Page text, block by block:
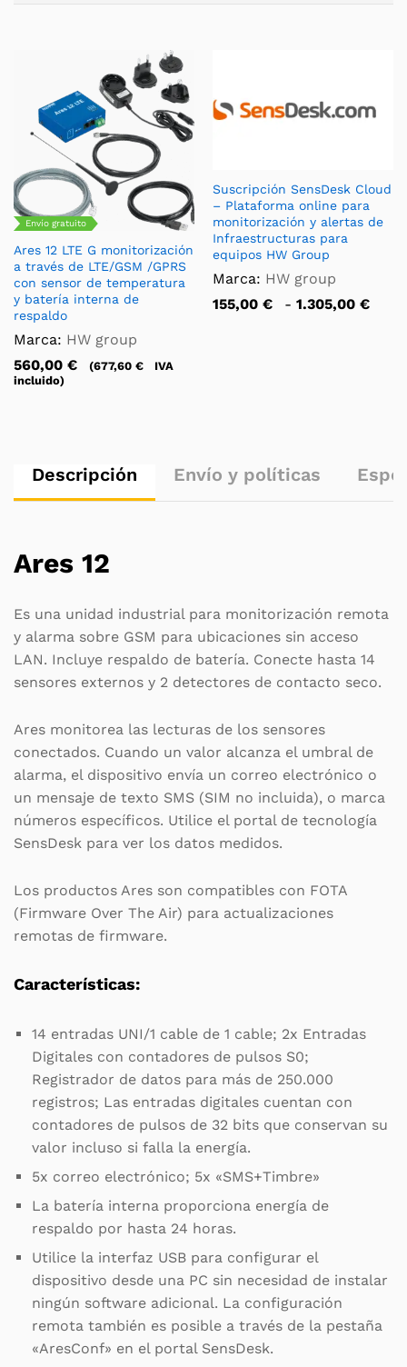
Envío gratuito
Ares 12 LTE G monitorización
a través de LTE/GSM /GPRS
con sensor de temperatura
y batería interna de
respaldo
Marca: HW group
560,00 € (677,60 €
IVA
incluido)
Suscripción SensDesk Cloud
– Plataforma online para
monitorización y alertas de
Infraestructuras para
equipos HW Group
Marca: HW group
155,00 € - 1.305,00 €
Descripción Envío y políticas
Ares 12
Es una unidad industrial para monitorización remota
y alarma sobre GSM para ubicaciones sin acceso
LAN. Incluye respaldo de batería. Conecte hasta 14
sensores externos y 2 detectores de contacto seco.
Ares monitorea las lecturas de los sensores
conectados. Cuando un valor alcanza el umbral de
alarma, el dispositivo envía un correo electrónico o
un mensaje de texto SMS (SIM no incluida), o marca
números específicos. Utilice el portal de tecnología
SensDesk para ver los datos medidos.
Los productos Ares son compatibles con FOTA
(Firmware Over The Air) para actualizaciones
remotas de firmware.
Características:
14 entradas UNI/1 cable de 1 cable; 2x Entradas
Digitales con contadores de pulsos S0;
Registrador de datos para más de 250.000
registros; Las entradas digitales cuentan con
contadores de pulsos de 32 bits que conservan su
valor incluso si falla la energía.
5x correo electrónico; 5x «SMS+Timbre»
La batería interna proporciona energía de
respaldo por hasta 24 horas.
Utilice la interfaz USB para configurar el
dispositivo desde una PC sin necesidad de instalar
ningún software adicional. La configuración
remota también es posible a través de la pestaña
«AresConf» en el portal SensDesk.